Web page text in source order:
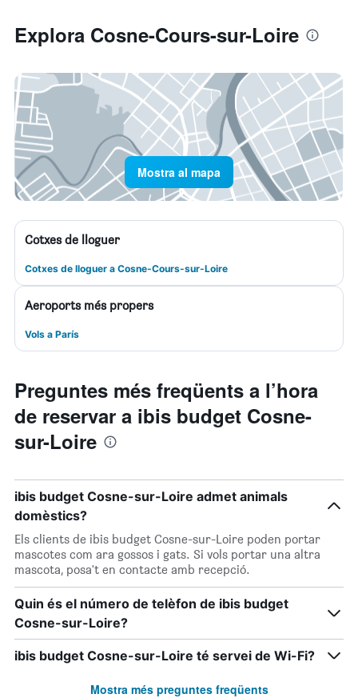
Explora Cosne-Cours-sur-Loire
Mostra al mapa
Cotxes de lloguer
Cotxes de lloguer a Cosne-Cours-sur-Loire
Aeroports més propers
Vols a París
Preguntes més freqüents a l’hora
de reservar a ibis budget Cosne-
sur-Loire
ibis budget Cosne-sur-Loire admet animals
domèstics?
Els clients de ibis budget Cosne-sur-Loire poden portar
mascotes com ara gossos i gats. Si vols portar una altra
mascota, posa't en contacte amb recepció.
Quin és el número de telèfon de ibis budget
Cosne-sur-Loire?
ibis budget Cosne-sur-Loire té servei de Wi-Fi?
Mostra més preguntes freqüents